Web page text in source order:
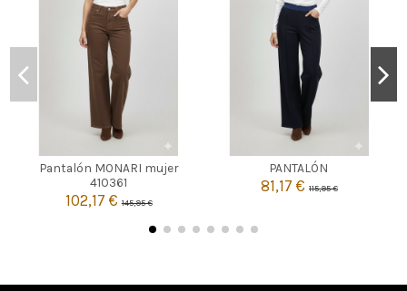
Pantalón MONARI mujer
410361
102,17 €145,95 €
MARRON
40

PANTALÓN
81,17 € 115,95 €
AZUL MARINO
44